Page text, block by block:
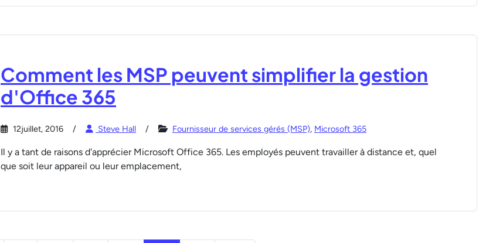
Comment les MSP peuvent simplifier la gestion
d'Office 365
12juillet, 2016 Steve Hall Fournisseur de services gérés (MSP), Microsoft 365
Il y a tant de raisons d'apprécier Microsoft Office 365. Les employés peuvent travailler à distance et, quel
que soit leur appareil ou leur emplacement,